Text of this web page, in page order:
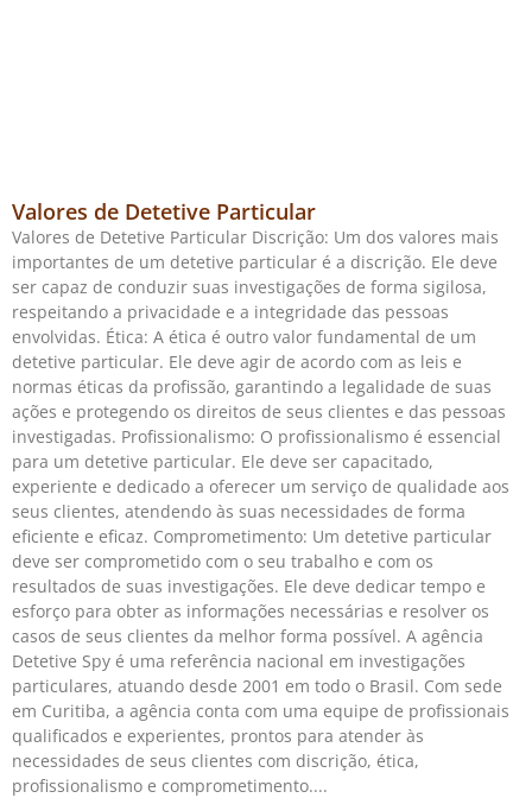
Valores de Detetive Particular
Valores de Detetive Particular Discrição: Um dos valores mais
importantes de um detetive particular é a discrição. Ele deve
ser capaz de conduzir suas investigações de forma sigilosa,
respeitando a privacidade e a integridade das pessoas
envolvidas. Ética: A ética é outro valor fundamental de um
detetive particular. Ele deve agir de acordo com as leis e
normas éticas da profissão, garantindo a legalidade de suas
ações e protegendo os direitos de seus clientes e das pessoas
investigadas. Profissionalismo: O profissionalismo é essencial
para um detetive particular. Ele deve ser capacitado,
experiente e dedicado a oferecer um serviço de qualidade aos
seus clientes, atendendo às suas necessidades de forma
eficiente e eficaz. Comprometimento: Um detetive particular
deve ser comprometido com o seu trabalho e com os
resultados de suas investigações. Ele deve dedicar tempo e
esforço para obter as informações necessárias e resolver os
casos de seus clientes da melhor forma possível. A agência
Detetive Spy é uma referência nacional em investigações
particulares, atuando desde 2001 em todo o Brasil. Com sede
em Curitiba, a agência conta com uma equipe de profissionais
qualificados e experientes, prontos para atender às
necessidades de seus clientes com discrição, ética,
profissionalismo e comprometimento.